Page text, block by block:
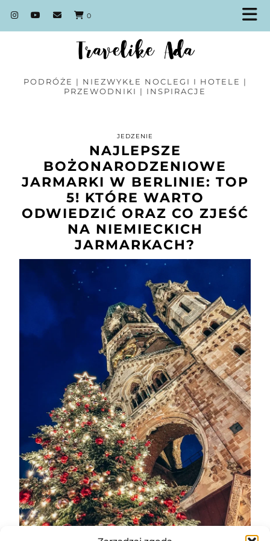
0
PODRÓŻE | NIEZWYKŁE NOCLEGI I HOTELE |
PRZEWODNIKI | INSPIRACJE
JEDZENIE
NAJLEPSZE
BOŻONARODZENIOWE
JARMARKI W BERLINIE: TOP
5! KTÓRE WARTO
ODWIEDZIĆ ORAZ CO ZJEŚĆ
NA NIEMIECKICH
JARMARKACH?